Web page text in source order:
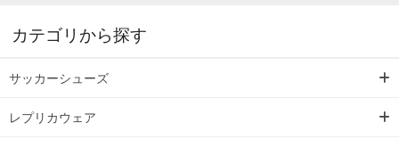
カテゴリから探す
サッカーシューズ
レプリカウェア